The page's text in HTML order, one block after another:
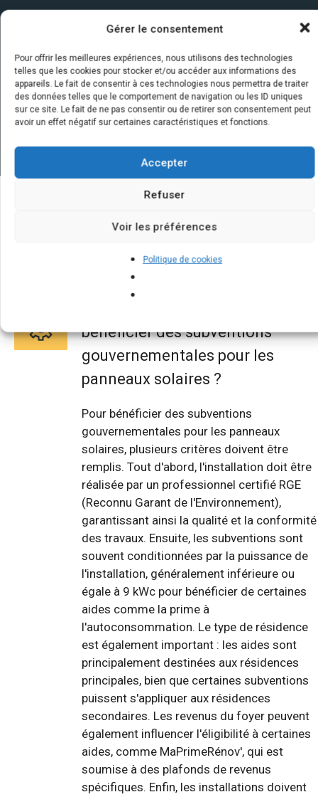
Gérer le consentement
Pour offrir les meilleures expériences, nous utilisons des technologies
telles que les cookies pour stocker et/ou accéder aux informations des
appareils. Le fait de consentir à ces technologies nous permettra de traiter
des données telles que le comportement de navigation ou les ID uniques
sur ce site. Le fait de ne pas consentir ou de retirer son consentement peut
avoir un effet négatif sur certaines caractéristiques et fonctions.
Accepter
Refuser
Voir les préférences
Politique de cookies
Quelques infos sur nos centrales
solaires : questions et réponses
bénéficier des subventions
gouvernementales pour les
panneaux solaires ?
Pour bénéficier des subventions
gouvernementales pour les panneaux
solaires, plusieurs critères doivent être
remplis. Tout d'abord, l'installation doit être
réalisée par un professionnel certifié RGE
(Reconnu Garant de l'Environnement),
garantissant ainsi la qualité et la conformité
des travaux. Ensuite, les subventions sont
souvent conditionnées par la puissance de
l'installation, généralement inférieure ou
égale à 9 kWc pour bénéficier de certaines
aides comme la prime à
l'autoconsommation. Le type de résidence
est également important : les aides sont
principalement destinées aux résidences
principales, bien que certaines subventions
puissent s'appliquer aux résidences
secondaires. Les revenus du foyer peuvent
également influencer l'éligibilité à certaines
aides, comme MaPrimeRénov', qui est
soumise à des plafonds de revenus
spécifiques. Enfin, les installations doivent